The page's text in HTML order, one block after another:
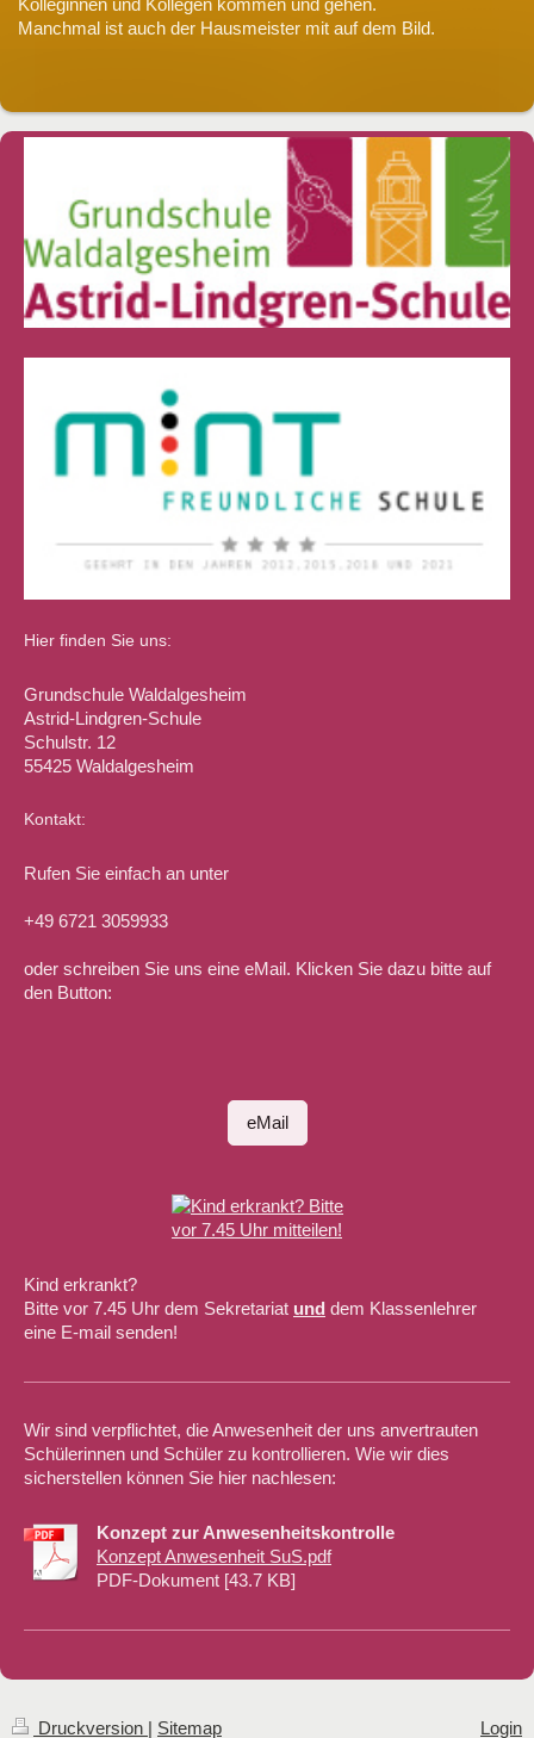
Kolleginnen und Kollegen kommen und gehen.
Manchmal ist auch der Hausmeister mit auf dem Bild.
Hier finden Sie uns:
Grundschule Waldalgesheim
Astrid-Lindgren-Schule
Schulstr. 12
55425 Waldalgesheim
Kontakt:
Rufen Sie einfach an unter
+49 6721 3059933
oder schreiben Sie uns eine eMail. Klicken Sie dazu bitte auf
den Button:
eMail
Kind erkrankt?
Bitte vor 7.45 Uhr dem Sekretariat und dem Klassenlehrer
eine E-mail senden!
Wir sind verpflichtet, die Anwesenheit der uns anvertrauten
Schülerinnen und Schüler zu kontrollieren. Wie wir dies
sicherstellen können Sie hier nachlesen:
Konzept zur Anwesenheitskontrolle
Konzept Anwesenheit SuS.pdf
PDF-Dokument [43.7 KB]
Druckversion | Sitemap Login